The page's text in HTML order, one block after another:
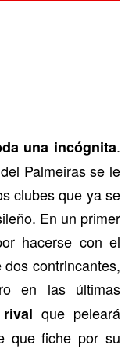
una incógnita.
Palmeiras se le
clubes que ya se
En un primer
hacerse con el
contrincantes,
en las últimas
que peleará
que fiche por su